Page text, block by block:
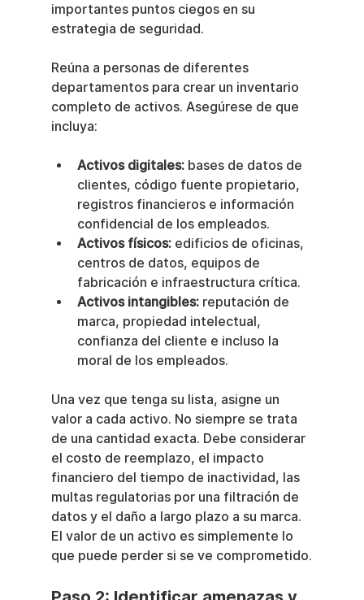
importantes puntos ciegos en su
estrategia de seguridad.
Reúna a personas de diferentes
departamentos para crear un inventario
completo de activos. Asegúrese de que
incluya:
Activos digitales: bases de datos de
clientes, código fuente propietario,
registros financieros e información
confidencial de los empleados.
Activos físicos: edificios de oficinas,
centros de datos, equipos de
fabricación e infraestructura crítica.
Activos intangibles: reputación de
marca, propiedad intelectual,
confianza del cliente e incluso la
moral de los empleados.
Una vez que tenga su lista, asigne un
valor a cada activo. No siempre se trata
de una cantidad exacta. Debe considerar
el costo de reemplazo, el impacto
financiero del tiempo de inactividad, las
multas regulatorias por una filtración de
datos y el daño a largo plazo a su marca.
El valor de un activo es simplemente lo
que puede perder si se ve comprometido.